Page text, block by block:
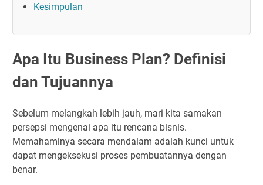
Kesimpulan
Apa Itu Business Plan? Definisi
dan Tujuannya
Sebelum melangkah lebih jauh, mari kita samakan
persepsi mengenai apa itu rencana bisnis.
Memahaminya secara mendalam adalah kunci untuk
dapat mengeksekusi proses pembuatannya dengan
benar.